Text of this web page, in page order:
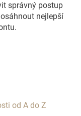
správný postup
nejlepší
od A do Z